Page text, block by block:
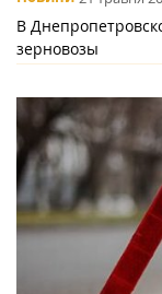
В
зерновозы